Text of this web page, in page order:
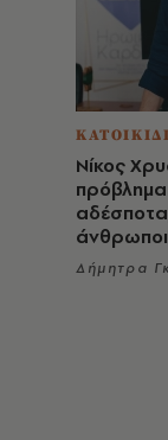
Νίκος
πρόβλημα
άνθρωποι
Δήμητρα